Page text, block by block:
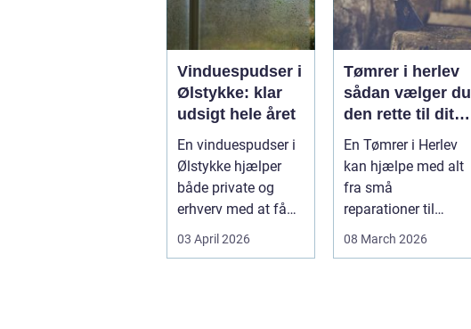
Vinduespudser i
Ølstykke: klar
udsigt hele året
En vinduespudser i
Ølstykke hjælper
både private og
erhverv med at få
rene ...
03 April 2026
Tømrer i herlev
sådan vælger du
den rette til dit
projekt
En Tømrer i Herlev
kan hjælpe med alt
fra små
reparationer til
større ombygninger
08 March 2026